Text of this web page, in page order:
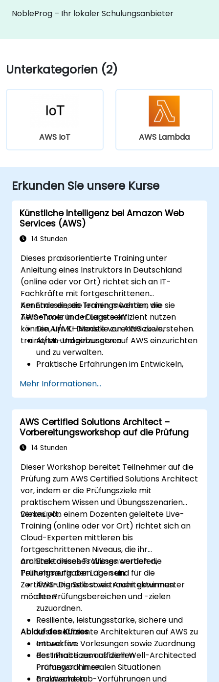
NobleProg – Ihr lokaler Schulungsanbieter
Unterkategorien (2)
AWS IoT AWS Lambda
Erkunden Sie unsere Kurse
Künstliche Intelligenz bei Amazon Web
Services (AWS)
14 Stunden
Dieses praxisorientierte Training unter
Anleitung eines Instruktors in Deutschland
(online oder vor Ort) richtet sich an IT-
Fachkräfte mit fortgeschrittenen
Kenntnissen, die lernen möchten, wie sie
AWS-Tools und -Dienste effizient nutzen
können, um KI-Modelle zu entwickeln,
trainieren und einzusetzen.
Am Ende dieses Trainings werden die
Teilnehmer in der Lage sein:
Die AI/ML-Dienste von AWS zu verstehen.
AI/ML-Umgebungen auf AWS einzurichten
und zu verwalten.
Praktische Erfahrungen im Entwickeln,
Modellen mithilfe von Amazon SageMaker
zu sammeln.
Verschiedene AWS-KI-Dienste für
spezifische Anwendungsfälle gezielt
einzusetzen.
Mehr Informationen...
AWS Certified Solutions Architect –
Vorbereitungsworkshop auf die Prüfung
14 Stunden
Dieser Workshop bereitet Teilnehmer auf die
Prüfung zum AWS Certified Solutions Architect
vor, indem er die Prüfungsziele mit
praktischem Wissen und Übungsszenarien
verknüpft.
Dieses von einem Dozenten geleitete Live-
Training (online oder vor Ort) richtet sich an
Cloud-Experten mittleren bis
fortgeschrittenen Niveaus, die ihr
architektonisches Wissen vertiefen,
Prüfungsaufgaben üben und für die
Zertifizierung Selbstvertrauen gewinnen
möchten.
Am Ende dieses Trainings werden die
Teilnehmer in der Lage sein:
AWS-Dienste sowie Architekturmuster
den Prüfungsbereichen und -zielen
zuzuordnen.
Resiliente, leistungsstarke, sichere und
kosteneffiziente Architekturen auf AWS zu
entwerfen.
Best Practices aus dem Well-Architected
Framework in realen Situationen
anzuwenden.
Ablauf des Kurses
Interaktive Vorlesungen sowie Zuordnung
der Inhalte zum offiziellen
Prüfungsrahmen.
Praktische Lab-Vorführungen und